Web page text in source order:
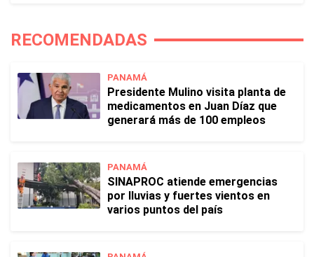
RECOMENDADAS
PANAMÁ
Presidente Mulino visita planta de
medicamentos en Juan Díaz que
generará más de 100 empleos
PANAMÁ
SINAPROC atiende emergencias
por lluvias y fuertes vientos en
varios puntos del país